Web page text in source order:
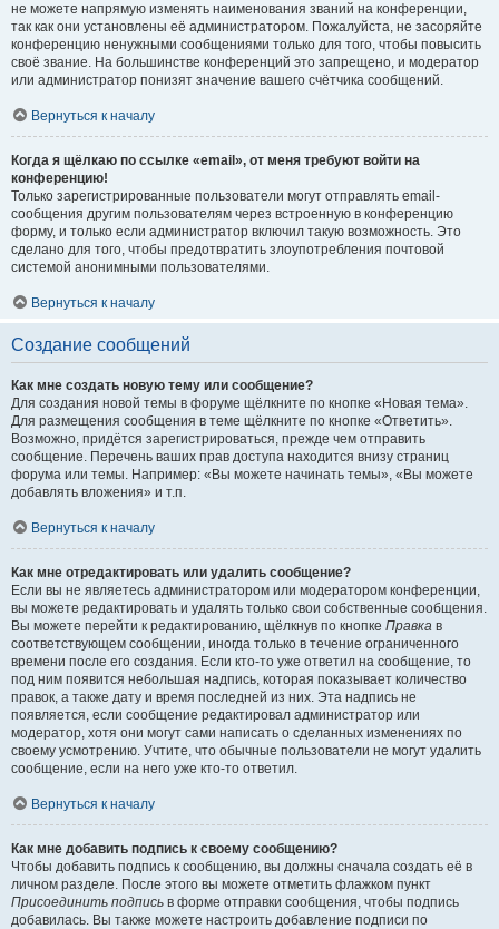
не можете напрямую изменять наименования званий на конференции,
так как они установлены её администратором. Пожалуйста, не засоряйте
конференцию ненужными сообщениями только для того, чтобы повысить
своё звание. На большинстве конференций это запрещено, и модератор
или администратор понизят значение вашего счётчика сообщений.
Вернуться к началу
Когда я щёлкаю по ссылке «email», от меня требуют войти на
конференцию!
Только зарегистрированные пользователи могут отправлять email-
сообщения другим пользователям через встроенную в конференцию
форму, и только если администратор включил такую возможность. Это
сделано для того, чтобы предотвратить злоупотребления почтовой
системой анонимными пользователями.
Вернуться к началу
Создание сообщений
Как мне создать новую тему или сообщение?
Для создания новой темы в форуме щёлкните по кнопке «Новая тема».
Для размещения сообщения в теме щёлкните по кнопке «Ответить».
Возможно, придётся зарегистрироваться, прежде чем отправить
сообщение. Перечень ваших прав доступа находится внизу страниц
форума или темы. Например: «Вы можете начинать темы», «Вы можете
добавлять вложения» и т.п.
Вернуться к началу
Как мне отредактировать или удалить сообщение?
Если вы не являетесь администратором или модератором конференции,
вы можете редактировать и удалять только свои собственные сообщения.
Вы можете перейти к редактированию, щёлкнув по кнопке Правка в
соответствующем сообщении, иногда только в течение ограниченного
времени после его создания. Если кто-то уже ответил на сообщение, то
под ним появится небольшая надпись, которая показывает количество
правок, а также дату и время последней из них. Эта надпись не
появляется, если сообщение редактировал администратор или
модератор, хотя они могут сами написать о сделанных изменениях по
своему усмотрению. Учтите, что обычные пользователи не могут удалить
сообщение, если на него уже кто-то ответил.
Вернуться к началу
Как мне добавить подпись к своему сообщению?
Чтобы добавить подпись к сообщению, вы должны сначала создать её в
личном разделе. После этого вы можете отметить флажком пункт
Присоединить подпись в форме отправки сообщения, чтобы подпись
добавилась. Вы также можете настроить добавление подписи по